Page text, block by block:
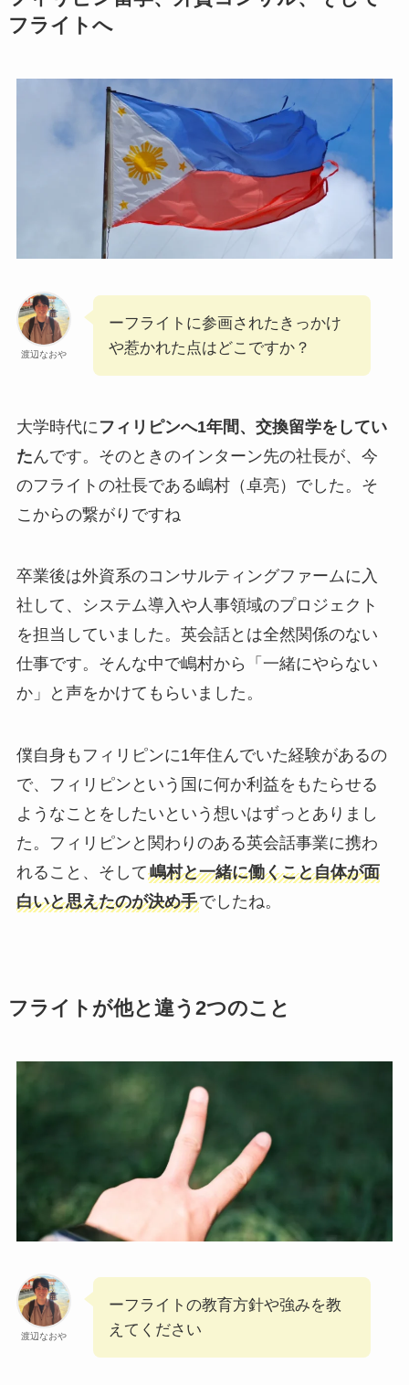
フライトへ
渡辺なおや
ーフライトに参画されたきっかけ
や惹かれた点はどこですか？
大学時代に フィリピンへ1年間、交換留学をしてい
たんです。そのときのインターン先の社長が、今
のフライトの社長である嶋村（卓亮）でした。そ
こからの繋がりですね
卒業後は外資系のコンサルティングファームに入
社して、システム導入や人事領域のプロジェクト
を担当していました。英会話とは全然関係のない
仕事です。そんな中で嶋村から「一緒にやらない
か」と声をかけてもらいました。
僕自身もフィリピンに1年住んでいた経験があるの
で、フィリピンという国に何か利益をもたらせる
ようなことをしたいという想いはずっとありまし
た。フィリピンと関わりのある英会話事業に携わ
れること、そして嶋村と一緒に働くこと自体が面
白いと思えたのが決め手でしたね。
フライトが他と違う2つのこと
渡辺なおや
ーフライトの教育方針や強みを教
えてください